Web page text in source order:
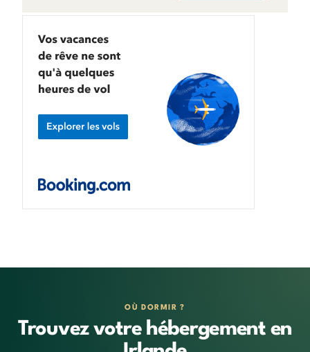
OÙ DORMIR ?
Trouvez votre hébergement en